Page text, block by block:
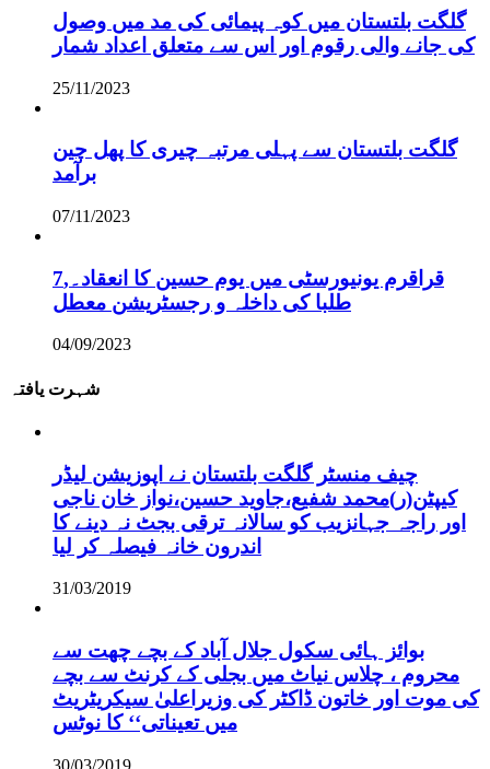
گلگت بلتستان میں کوہ پیمائی کی مد میں وصول
کی جانے والی رقوم اور اس سے متعلق اعداد شمار
25/11/2023
گلگت بلتستان سے پہلی مرتبہ چیری کا پھل چین
برآمد
07/11/2023
قراقرم یونیورسٹی میں یوم حسین کا انعقاد۔,7
طلبا کی داخلہ و رجسٹریشن معطل
04/09/2023
شہرت یافتہ
چیف منسٹر گلگت بلتستان نے اپوزیشن لیڈر
کیپٹن(ر)محمد شفیع،جاوید حسین،نواز خان ناجی
اور راجہ جہانزیب کو سالانہ ترقی بجٹ نہ دینے کا
اندرون خانہ فیصلہ کر لیا
31/03/2019
بوائز ہائی سکول جلال آباد کے بچے چھت سے
محروم ، چلاس نیاٹ میں بجلی کے کرنٹ سے بچے
کی موت اور خاتون ڈاکٹر کی وزیراعلیٰ سیکریٹریٹ
میں تعیناتی‘‘ کا نوٹس
30/03/2019